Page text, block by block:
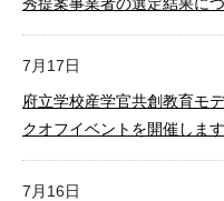
7月17日
府立学校産学官共創教育モ
クオフイベントを開催します
7月16日